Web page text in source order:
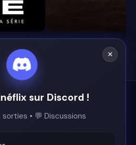
Cinéflix
×
sur Discord !
sorties • 💬 Discussions